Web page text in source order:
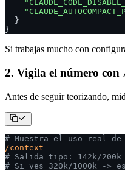
  }
}
Si trabajas mucho con
2. Vigila el número con
Antes de seguir teorizando,
# Muestra el uso real
/context
# Salida tipo: 142k/200k
# Si ves 320k/1000k ->